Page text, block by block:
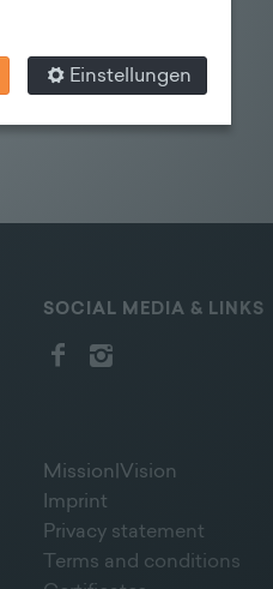
SOCIAL MEDIA & LINKS
Mission|Vision
Imprint
Privacy statement
Terms and conditions
Einstellungen